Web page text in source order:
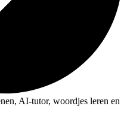
AI-tutor, woordjes leren en